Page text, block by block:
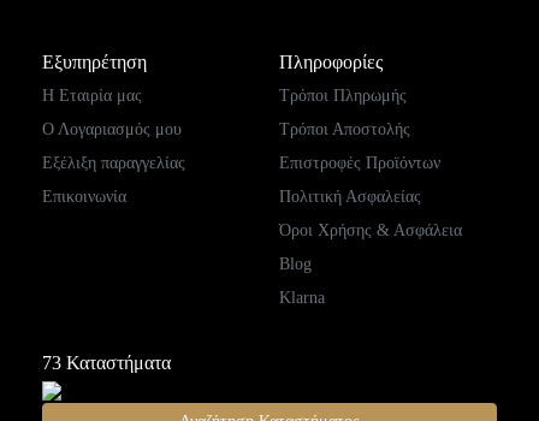
Εξυπηρέτηση
Η Εταιρία μας
Ο Λογαριασμός μου
Εξέλιξη παραγγελίας
Επικοινωνία
Πληροφορίες
Τρόποι Πληρωμής
Τρόποι Αποστολής
Επιστροφές Προϊόντων
Πολιτική Ασφαλείας
Όροι Χρήσης & Ασφάλεια
Blog
Klarna
73 Καταστήματα